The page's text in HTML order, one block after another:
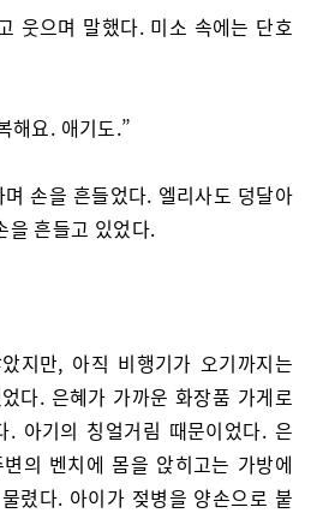
웃으며 말했다. 미소 속에는 단호
해요. 애기도.”
손을 흔들었다. 엘리사도 덩달아
을 흔들고 있었다.
지만, 아직 비행기가 오기까지는
다. 은혜가 가까운 화장품 가게로
. 아기의 칭얼거림 때문이었다. 은
의 벤치에 몸을 앉히고는 가방에
렸다. 아이가 젖병을 양손으로 붙